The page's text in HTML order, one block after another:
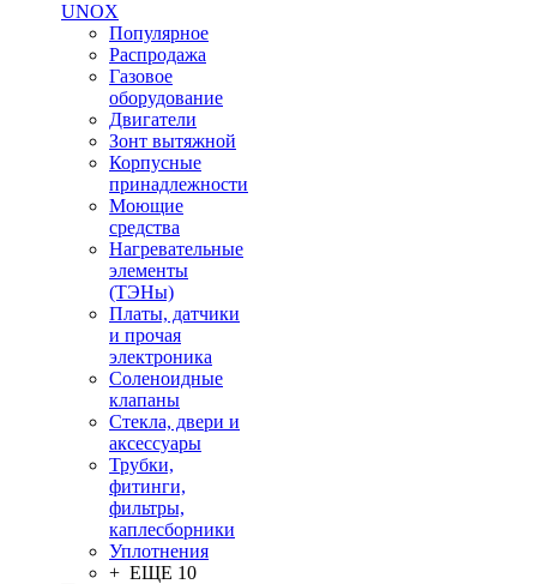
UNOX
Популярное
Распродажа
Газовое
оборудование
Двигатели
Зонт вытяжной
Корпусные
принадлежности
Моющие
средства
Нагревательные
элементы
(ТЭНы)
Платы, датчики
и прочая
электроника
Соленоидные
клапаны
Стекла, двери и
аксессуары
Трубки,
фитинги,
фильтры,
каплесборники
Уплотнения
+ ЕЩЕ 10